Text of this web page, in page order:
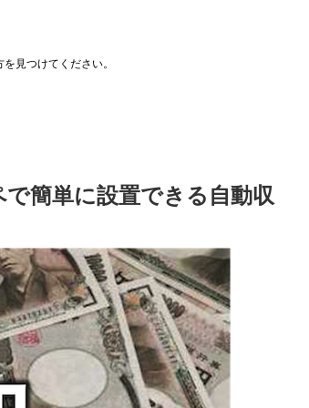
見つけてください。
簡単に設置できる自動収